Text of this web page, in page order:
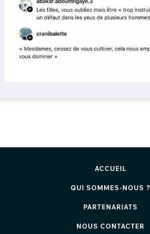
ACCUEIL
QUI SOMMES-NOUS ?
PARTENARIATS
NOUS CONTACTER